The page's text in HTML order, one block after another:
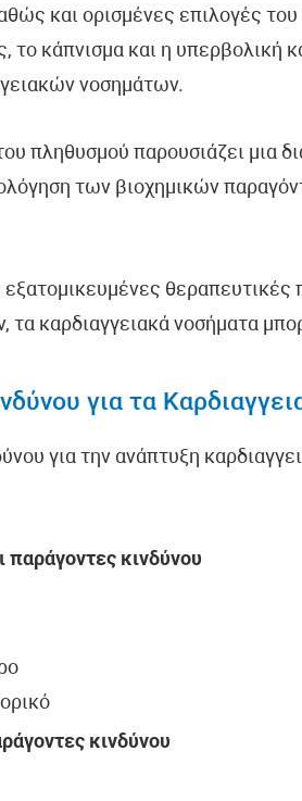
και ορισμένες επιλογές
το κάπνισμα και η υπερβολική
νοσημάτων.
πληθυσμού παρουσιάζει μια
των βιοχημικών
θεραπευτικές
τα καρδιαγγειακά νοσήματα
για τα
για την ανάπτυξη
παράγοντες κινδύνου
κινδύνου